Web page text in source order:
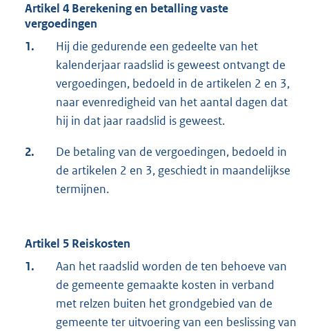
Artikel 4 Berekening en betalling vaste
vergoedingen
1.
Hij die gedurende een gedeelte van het
kalenderjaar raadslid is geweest ontvangt de
vergoedingen, bedoeld in de artikelen 2 en 3,
naar evenredigheid van het aantal dagen dat
hij in dat jaar raadslid is geweest.
2.
De betaling van de vergoedingen, bedoeld in
de artikelen 2 en 3, geschiedt in maandelijkse
termijnen.
Artikel 5 Reiskosten
1.
Aan het raadslid worden de ten behoeve van
de gemeente gemaakte kosten in verband
met relzen buiten het grondgebied van de
gemeente ter uitvoering van een beslissing van